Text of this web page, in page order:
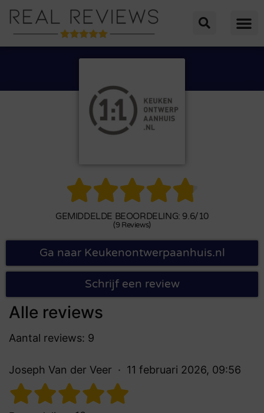

GEMIDDELDE BEOORDELING: 9.6/10
(9 Reviews)
Ga naar Keukenontwerpaanhuis.nl
Schrijf een review
Alle reviews
Aantal reviews: 9
Joseph Van der Veer 11 februari 2026, 09:56